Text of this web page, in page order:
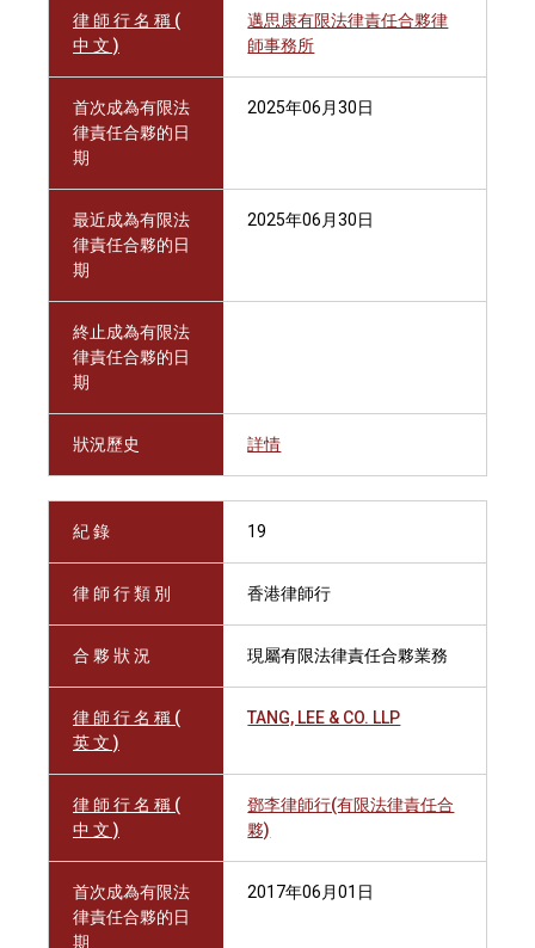
律 師 行 名 稱 (
中 文 )
邁思康有限法律責任合夥律
師事務所
首次成為有限法
律責任合夥的日
期
2025年06月30日
最近成為有限法
律責任合夥的日
期
2025年06月30日
終止成為有限法
律責任合夥的日
期
狀況歷史 詳情
紀 錄 19
律 師 行 類 別 香港律師行
合 夥 狀 況 現屬有限法律責任合夥業務
律 師 行 名 稱 (
英 文 )
TANG, LEE & CO. LLP
律 師 行 名 稱 (
中 文 )
鄧李律師行(有限法律責任合
夥)
首次成為有限法
律責任合夥的日
期
2017年06月01日